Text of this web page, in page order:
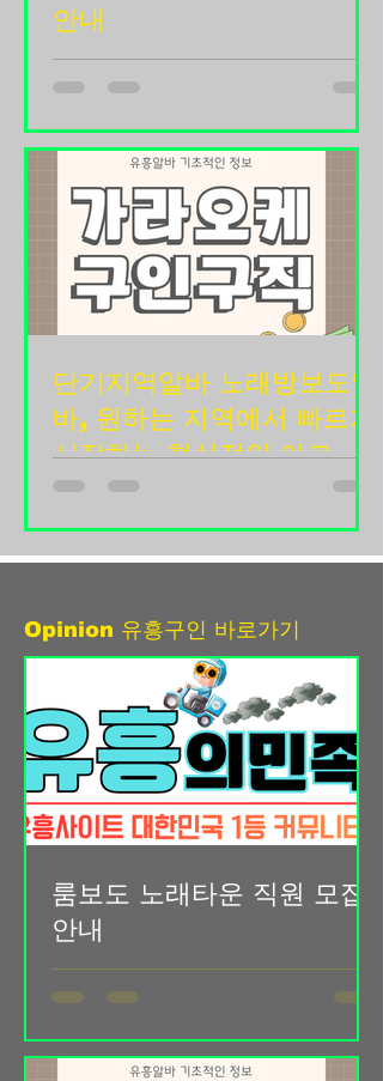
큼 항상 일정한 인력이 필요합니다. 그
니다. 마트알바 구인구직 마트알바란?
마트알바는 마트 내에서 상품 진열, 계
산, 재고 관리, 고객 응대 등 다양한 업
무를 수행하는 일을 말합니다. 근무 부
서에 따라 담당 업무가 달라질 수 있습
니다. 대표적인 업무는 다음과 같습니
다. 상품 진열 계산대 캐셔 업무 재고 정
리 상품 검수 창고 정리 고객 응대
안내
룸보도는 노래타운에서 함께 근무하실
직원을 모집하는 일반적인 채용 안내문
안녕하세요. 저희 노래타운은 고객들에
위해 항상 최선을 다하고 있으며, 함께
성장해 나갈 성실한 직원을 모집하고
있습니다. 매장을 운영하다 보면 혼자
서는 감당하기 어려운 순간들이 많습니
다. 룸보도는 손님 응대부터 매장 관리,
업무가 원활하게 이루어져야 고객 만족
도를 높일 수 있습니다. 그래서 저희와
함께 책임감 있게 근무해 주실 분들을
경력이 있으신 분들은 물론이고 처음
관련 업종에 도전하시는 분들도 지원
가능합니다. 룸보도는 처음부터 모든
우려는 자세라고 생각합니다. 초보자도
쉽게 적응할 수 있도록 업무를 차근차
근 알려드리고 있으며, 직원들이 편안
하게
단기지역알바 노래방보도알
바, 원하는 지역에서 빠르게
시작하는 현실적인 아르바
이트 정보
단기지역알바는 짧은 기간 동안 원하는
지역에서 자유롭게 근무할 수 있는 아
르바이트 형태로 많은 사람들이 찾고
아지면서 학생, 노래방보도알바 직장
인, 취업 준비생, 주부까지 다양한 연령
층이 단기지역알바를 찾고 있습니다.
특히 지역 기반 플랫폼과 모바일 앱이
활성화되면서 자신이 거주하는 지역 주
변의 단기알바 정보를 빠르게 확인할
수 있게 되었고, 원하는 시간과 조건에
맞춰 일자리를 선택하는 것도 훨씬 쉬
사이트 단기지역알바의 가장 큰 장점은
가까운 지역에서 바로 근무할 수 있다
울, 부산, 대구, 인천, 광주, 울산 등 주요
지역에서는 다양한 업종의 단기알바 공
Opinion 유흥구인 바로가기
룸보도 노래타운 직원 모집
안내
룸보도는 노래타운에서 함께 근무하실
안녕하세요. 저희 노래타운은 고객들에